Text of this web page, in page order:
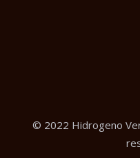
© 2022 Hidrogeno